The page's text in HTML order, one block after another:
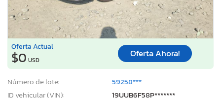
Oferta Actual
$0 USD
Oferta Ahora!
Número de lote:
59258***
ID vehicular (VIN):
19UUB6F58P*******